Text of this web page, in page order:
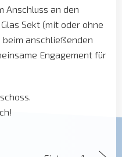
Anschluss an den
Sekt (mit oder ohne
beim anschließenden
Engagement für